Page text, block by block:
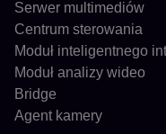
Serwer multimediów
Centrum sterowania
Moduł inteligentnego
Moduł analizy wideo
Bridge
Agent kamery